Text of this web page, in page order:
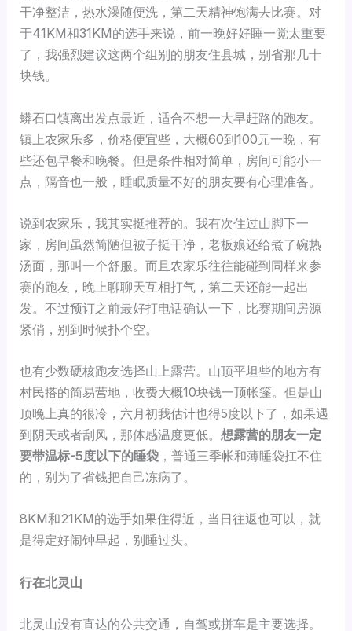
干净整洁，热水澡随便洗，第二天精神饱满去比赛。对
于41KM和31KM的选手来说，前一晚好好睡一觉太重要
了，我强烈建议这两个组别的朋友住县城，别省那几十
块钱。
蟒石口镇离出发点最近，适合不想一大早赶路的跑友。
镇上农家乐多，价格便宜些，大概60到100元一晚，有
些还包早餐和晚餐。但是条件相对简单，房间可能小一
点，隔音也一般，睡眠质量不好的朋友要有心理准备。
说到农家乐，我其实挺推荐的。我有次住过山脚下一
家，房间虽然简陋但被子挺干净，老板娘还给煮了碗热
汤面，那叫一个舒服。而且农家乐往往能碰到同样来参
赛的跑友，晚上聊聊天互相打气，第二天还能一起出
发。不过预订之前最好打电话确认一下，比赛期间房源
紧俏，别到时候扑个空。
也有少数硬核跑友选择山上露营。山顶平坦些的地方有
村民搭的简易营地，收费大概10块钱一顶帐篷。但是山
顶晚上真的很冷，六月初我估计也得5度以下了，如果遇
到阴天或者刮风，那体感温度更低。想露营的朋友一定
要带温标-5度以下的睡袋 ，普通三季帐和薄睡袋扛不住
的，别为了省钱把自己冻病了。
8KM和21KM的选手如果住得近，当日往返也可以，就
是得定好闹钟早起，别睡过头。
行在北灵山
北灵山没有直达的公共交通，自驾或拼车是主要选择。